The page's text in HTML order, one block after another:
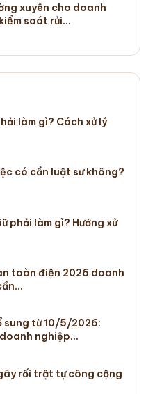
xuyên cho doanh
soát rủi…
làm gì? Cách xử lý
có cần luật sư không?
phải làm gì? Hướng xử
toàn điện 2026 doanh
sung từ 10/5/2026:
nghiệp…
rối trật tự công cộng